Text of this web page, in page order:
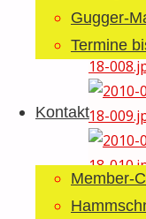
Gugger-
Termine
Kontakt
Member-